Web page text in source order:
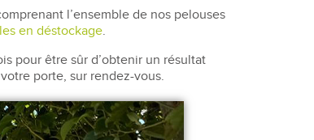
l’ensemble de nos pelouses
en déstockage.
pour être sûr d’obtenir un résultat
porte, sur rendez-vous.